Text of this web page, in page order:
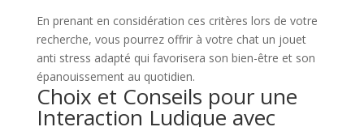
En prenant en considération ces critères lors de votre
recherche, vous pourrez offrir à votre chat un jouet
anti stress adapté qui favorisera son bien-être et son
épanouissement au quotidien.
Choix et Conseils pour une
Interaction Ludique avec